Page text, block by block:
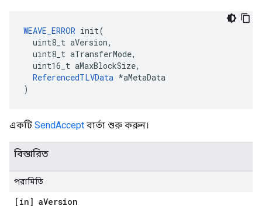
WEAVE_ERROR init(
  uint8_t aVersion,
  uint8_t aTransferMode,
  uint16_t aMaxBlockSize,
ReferencedTLVData *aMetaData
)
একটি SendAccept বার্তা শুরু করুন।
বিস্তারিত
পরামিতি
[in] aVersion